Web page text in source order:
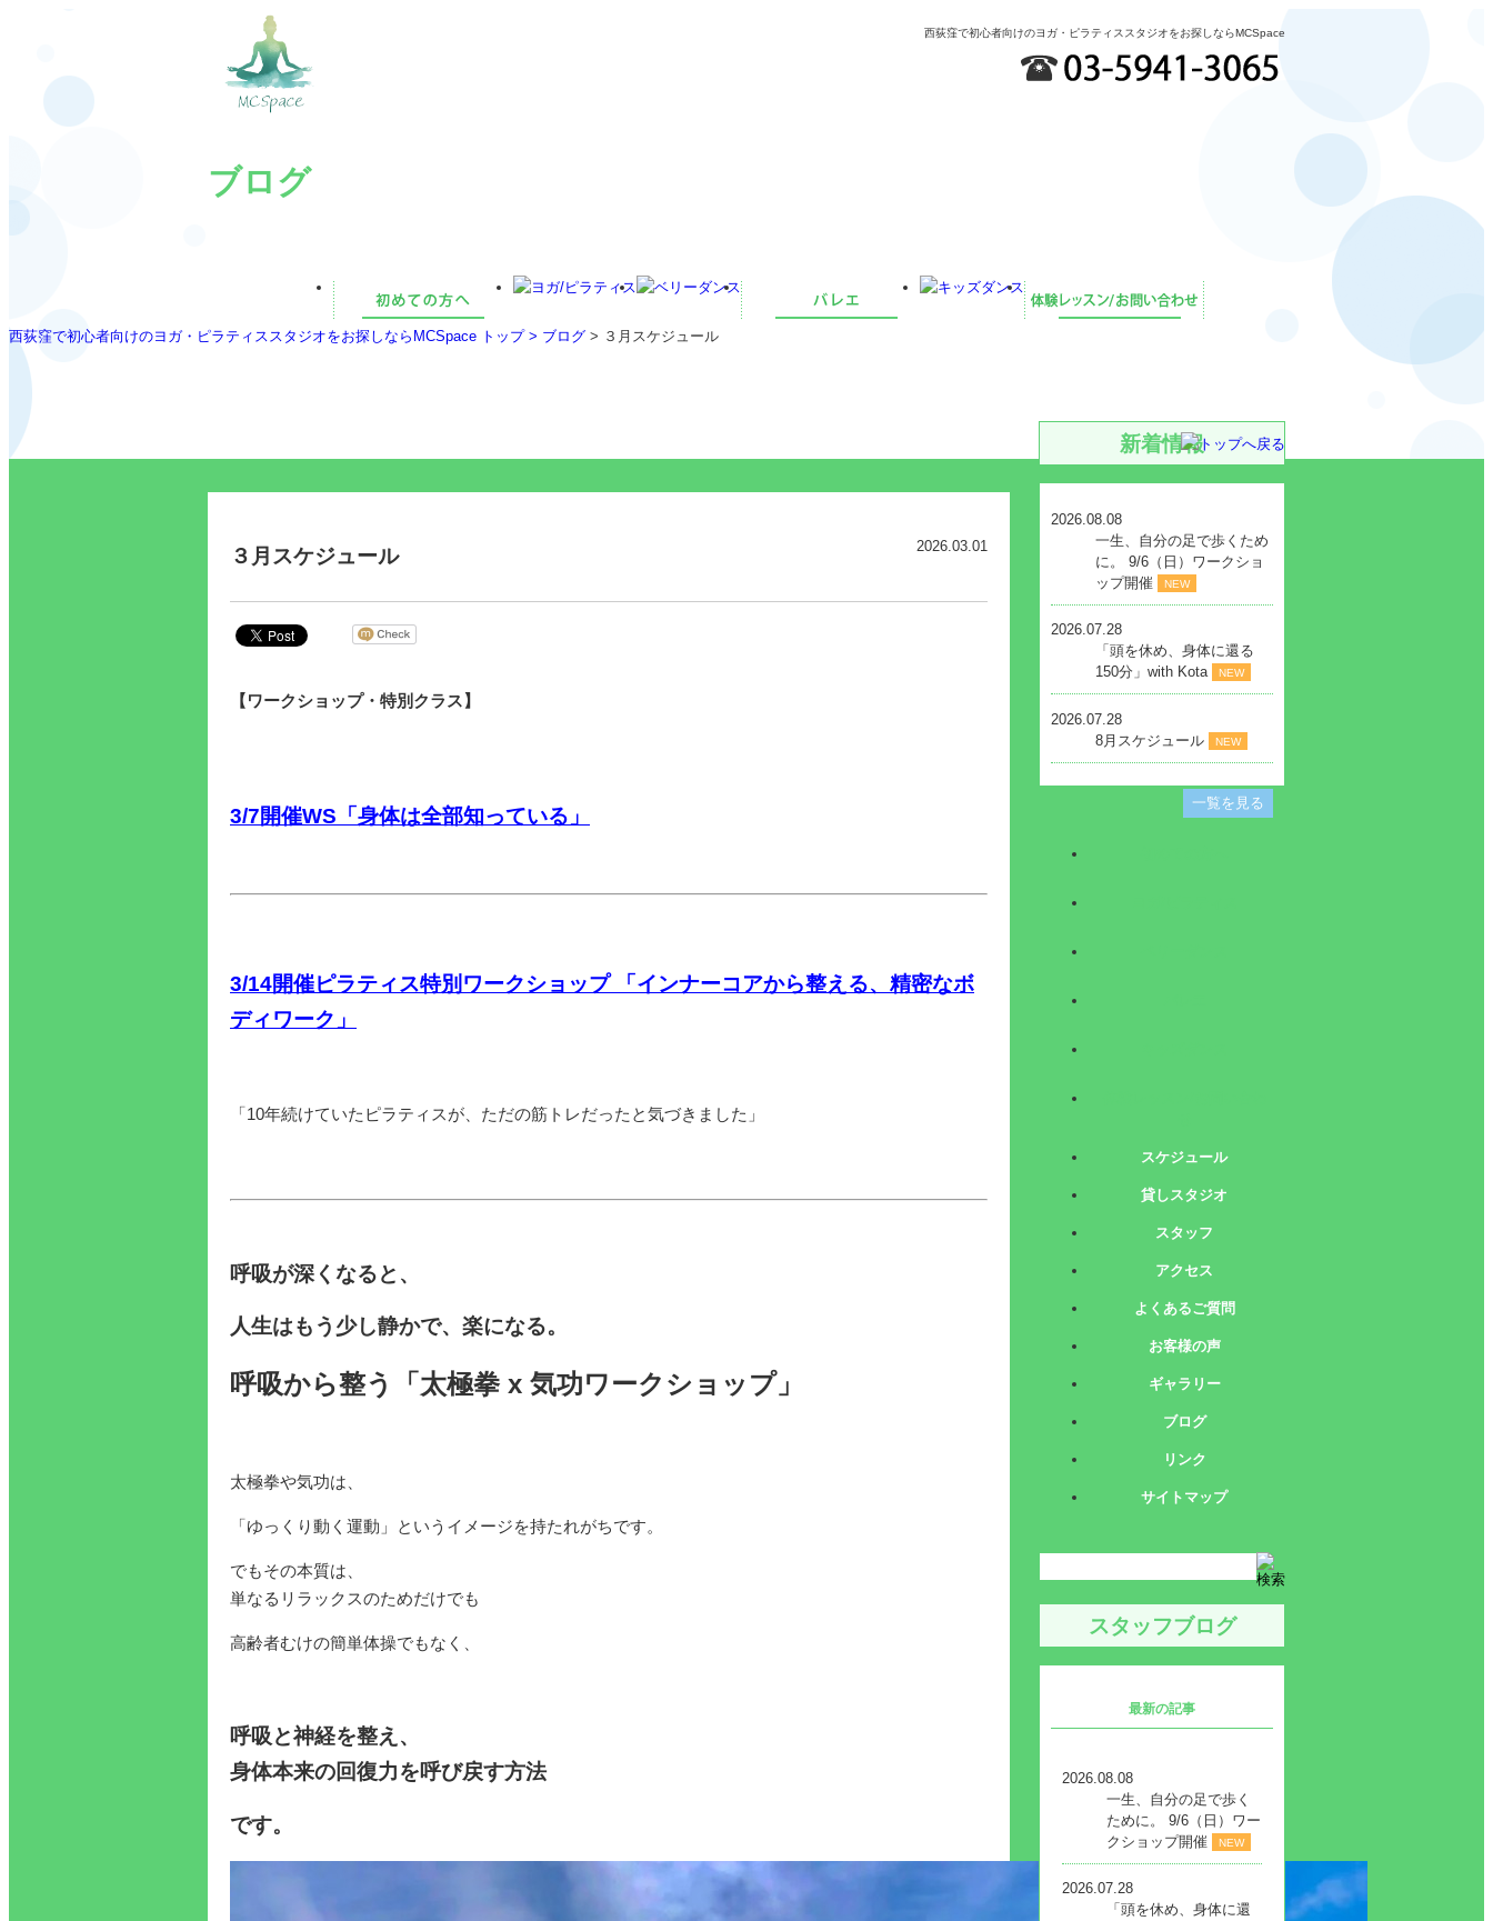
西荻窪で初心者向けのヨガ・ピラティススタジオをお探しならMCSpace
ブログ
西荻窪で初心者向けのヨガ・ピラティススタジオをお探しならMCSpace トップ > ブログ > ３月スケジュール
2026.03.01
３月スケジュール
【ワークショップ・特別クラス】
3/7開催WS「身体は全部知っている」
3/14開催ピラティス特別ワークショップ 「インナーコアから整える、精密なボ
ディワーク」
「10年続けていたピラティスが、ただの筋トレだったと気づきました」
呼吸が深くなると、
人生はもう少し静かで、楽になる。
呼吸から整う「太極拳 x 気功ワークショップ」
太極拳や気功は、
「ゆっくり動く運動」というイメージを持たれがちです。
でもその本質は、
単なるリラックスのためだけでも
高齢者むけの簡単体操でもなく、
呼吸と神経を整え、
身体本来の回復力を呼び戻す方法
です。
新着情報
2026.08.08
一生、自分の足で歩くため
に。 9/6（日）ワークショ
ップ開催
NEW
2026.07.28
「頭を休め、身体に還る
150分」with Kota
NEW
2026.07.28
8月スケジュール
NEW
一覧を見る
スケジュール
貸しスタジオ
スタッフ
アクセス
よくあるご質問
お客様の声
ギャラリー
ブログ
リンク
サイトマップ
スタッフブログ
最新の記事
2026.08.08
一生、自分の足で歩く
ために。 9/6（日）ワー
クショップ開催
NEW
2026.07.28
「頭を休め、身体に還